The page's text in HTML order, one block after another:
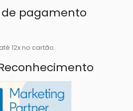
de pagamento
12x no cartão.